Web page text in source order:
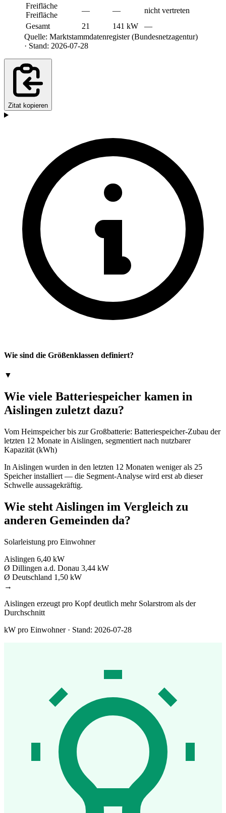
Freifläche
Freifläche
— —
nicht vertreten
Gesamt
21 141 kW
—
Quelle: Marktstammdatenregister (Bundesnetzagentur)
· Stand: 2026-07-28
Zitat kopieren
Wie sind die Größenklassen definiert?
▼
Wie viele Batteriespeicher kamen in
Aislingen zuletzt dazu?
Vom Heimspeicher bis zur Großbatterie: Batteriespeicher-Zubau der
letzten 12 Monate in Aislingen, segmentiert nach nutzbarer
Kapazität (kWh)
In Aislingen wurden in den letzten 12 Monaten weniger als 25
Speicher installiert — die Segment-Analyse wird erst ab dieser
Schwelle aussagekräftig.
Wie steht Aislingen im Vergleich zu
anderen Gemeinden da?
Solarleistung pro Einwohner
Aislingen 6,40 kW
Ø Dillingen a.d. Donau 3,44 kW
Ø Deutschland 1,50 kW
→
Aislingen erzeugt pro Kopf deutlich mehr Solarstrom als der
Durchschnitt
kW pro Einwohner · Stand: 2026-07-28